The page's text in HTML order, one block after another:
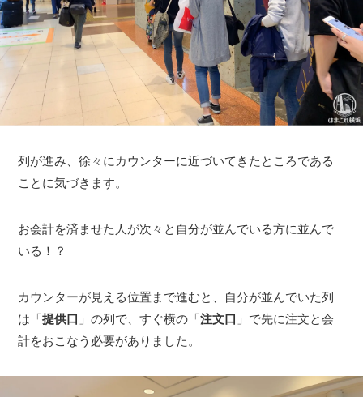
列が進み、徐々にカウンターに近づいてきたところである
ことに気づきます。
お会計を済ませた人が次々と自分が並んでいる方に並んで
いる！？
カウンターが見える位置まで進むと、自分が並んでいた列
は「提供口 」の列で、すぐ横の「注文口 」で先に注文と会
計をおこなう必要がありました。